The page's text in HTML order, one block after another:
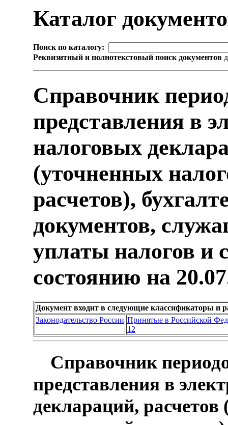
Каталог
Поиск по каталогу:
Реквизитный и полнотекстовый поиск документов
Справочник
представления в
налоговых
(уточненных
расчетов),
документов,
уплаты налогов
состоянию на
Документ входит в следующие классификаторы и
Законодательство России Принятые в Российской
12
Справочник
представления в
деклараций,